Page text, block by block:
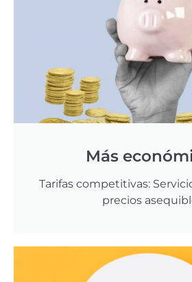
Más
Tarifas competitivas:
precios